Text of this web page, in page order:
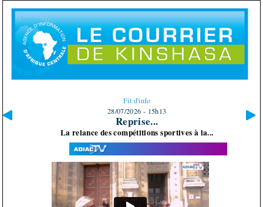
Fil d'info
28/07/2026 - 15h10
Enseignement général : 557 candidats...
557 élèves admis à la dernière édition du...